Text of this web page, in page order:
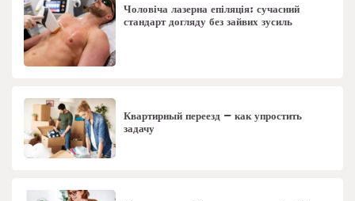
Чоловіча лазерна епіляція: сучасний
стандарт догляду без зайвих зусиль
Квартирный переезд – как упростить
задачу